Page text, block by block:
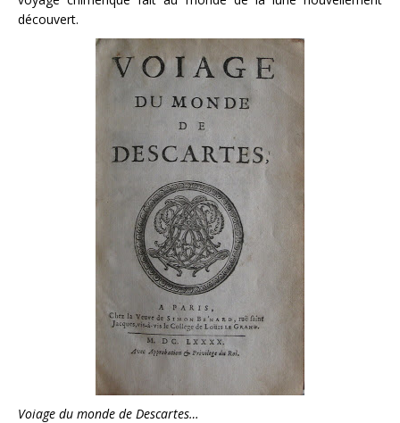
découvert.
Voiage du monde de Descartes…